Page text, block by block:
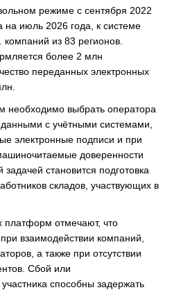
режиме с сентября 2022
июль 2026 года, к системе
из 83 регионов.
более 2 млн
переданных электронных
необходимо выбрать оператора
с учётными системами,
электронные подписи и при
доверенности
становится подготовка
складов, участвующих в
платформ отмечают, что
взаимодействии компаний,
а также при отсутствии
Сбой или
способны задержать